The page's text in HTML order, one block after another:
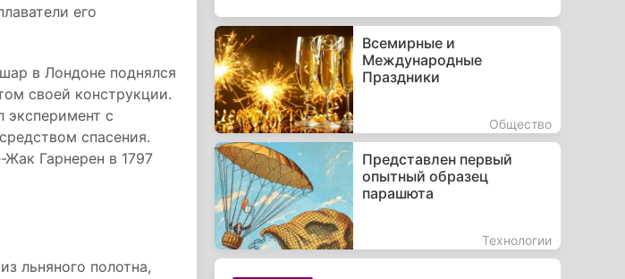
его
в Лондоне поднялся
своей конструкции.
с
спасения.
Гарнерен в 1797
льняного полотна,
Всемирные и
Международные
Праздники
Общество
Представлен первый
опытный образец
парашюта
Технологии